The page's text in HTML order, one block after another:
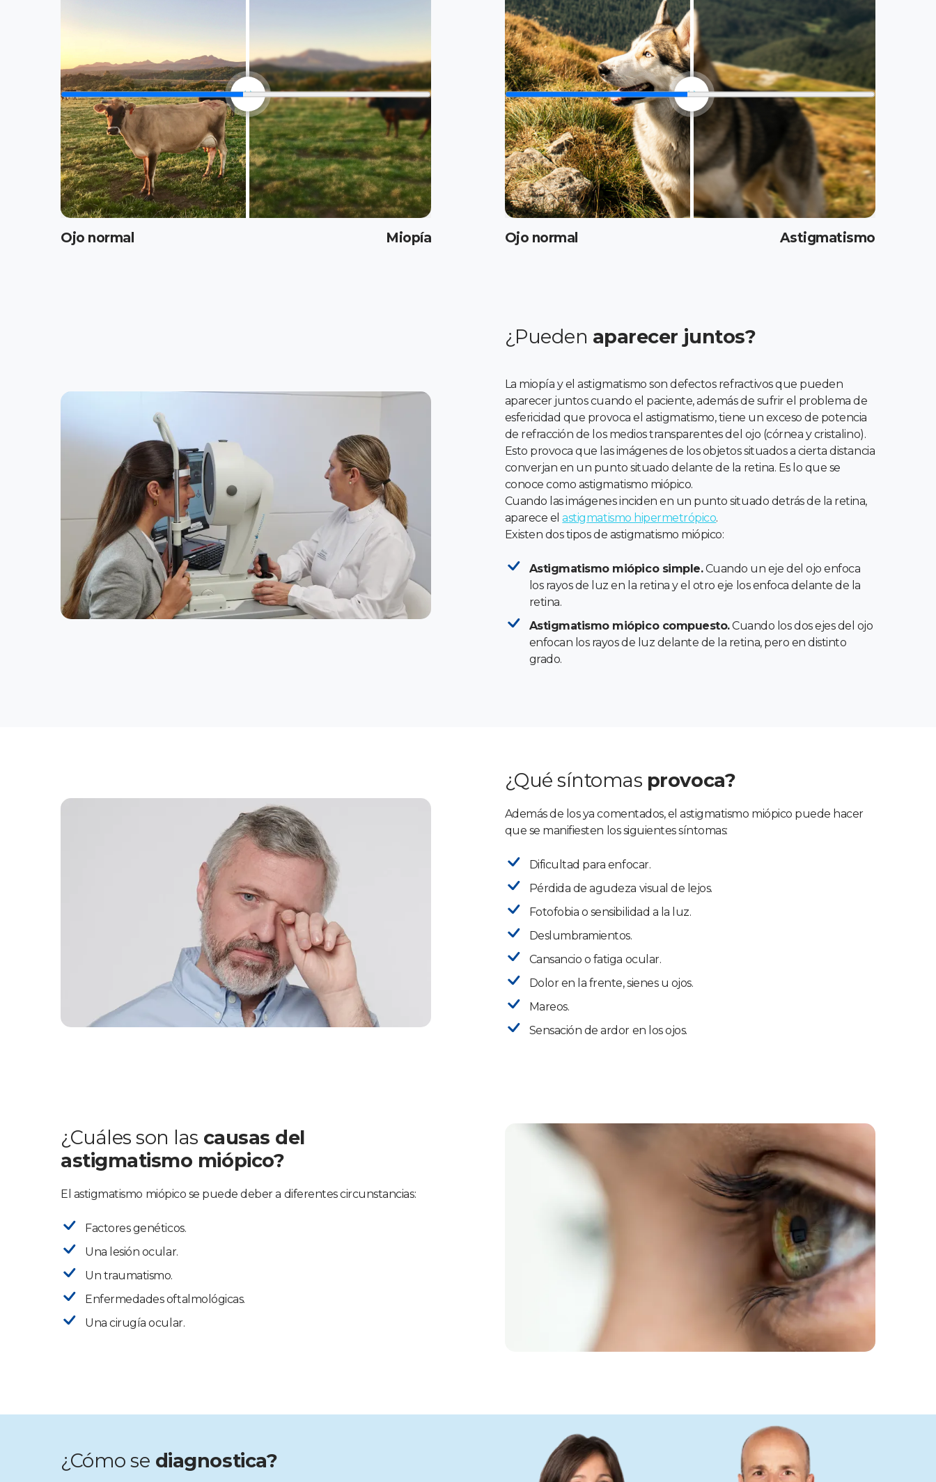
Ojo normal Miopía Ojo normal Astigmatismo
¿Pueden aparecer juntos?
La miopía y el astigmatismo son defectos refractivos que pueden
aparecer juntos cuando el paciente, además de sufrir el problema de
esfericidad que provoca el astigmatismo, tiene un exceso de potencia
de refracción de los medios transparentes del ojo (córnea y cristalino).
Esto provoca que las imágenes de los objetos situados a cierta distancia
converjan en un punto situado delante de la retina. Es lo que se
conoce como astigmatismo miópico.
Cuando las imágenes inciden en un punto situado detrás de la retina,
aparece elastigmatismo hipermetrópico.
Existen dos tipos de astigmatismo miópico:
Astigmatismo miópico simple.Cuando un eje del ojo enfoca
los rayos de luz en la retina y el otro eje los enfoca delante de la
retina.
Astigmatismo miópico compuesto.Cuando los dos ejes del ojo
enfocan los rayos de luz delante de la retina, pero en distinto
grado.
¿Qué síntomas provoca?
Además de los ya comentados, el astigmatismo miópico puede hacer
que se manifiesten los siguientes síntomas:
Dificultad para enfocar.
Pérdida de agudeza visual de lejos.
Fotofobia o sensibilidad a la luz.
Deslumbramientos.
Cansancio o fatiga ocular.
Dolor en la frente, sienes u ojos.
Mareos.
Sensación de ardor en los ojos.
¿Cuáles son las causas del
astigmatismo miópico?
El astigmatismo miópico se puede deber a diferentes circunstancias:
Factores genéticos.
Una lesión ocular.
Un traumatismo.
Enfermedades oftalmológicas.
Una cirugía ocular.
¿Cómo se diagnostica?